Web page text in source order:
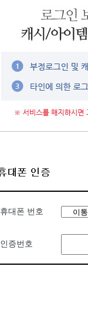
휴대폰 번호
인증번호